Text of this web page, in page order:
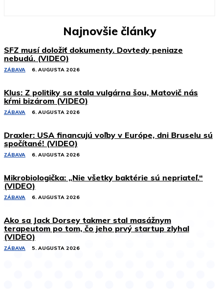
Najnovšie články
SFZ musí doložiť dokumenty. Dovtedy peniaze
nebudú. (VIDEO)
ZÁBAVA 6. AUGUSTA 2026
Klus: Z politiky sa stala vulgárna šou, Matovič nás
kŕmi bizárom (VIDEO)
ZÁBAVA 6. AUGUSTA 2026
Draxler: USA financujú voľby v Európe, dni Bruselu sú
spočítané! (VIDEO)
ZÁBAVA 6. AUGUSTA 2026
Mikrobiologička: „Nie všetky baktérie sú nepriateľ.“
(VIDEO)
ZÁBAVA 6. AUGUSTA 2026
Ako sa Jack Dorsey takmer stal masážnym
terapeutom po tom, čo jeho prvý startup zlyhal
(VIDEO)
ZÁBAVA 5. AUGUSTA 2026